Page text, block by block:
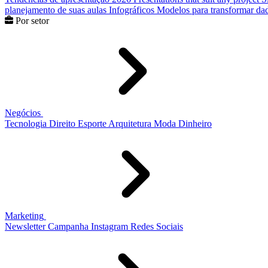
planejamento de suas aulas Infográficos Modelos para transformar
Por setor
Negócios
Tecnologia Direito Esporte Arquitetura Moda Dinheiro
Marketing
Newsletter Campanha Instagram Redes Sociais